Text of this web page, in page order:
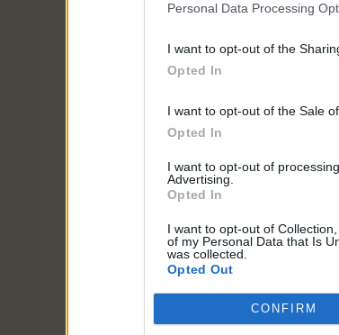
Personal Data Processing
I want to opt-out of the
Opted In
I want to opt-out of the Sale
Opted In
I want to opt-out of
Advertising.
Opted In
I want to opt-out of
of my Personal Data that Is
was collected.
Opted Out
CONFIRM